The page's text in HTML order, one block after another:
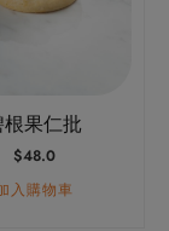
根果仁批
$48.0
入購物車